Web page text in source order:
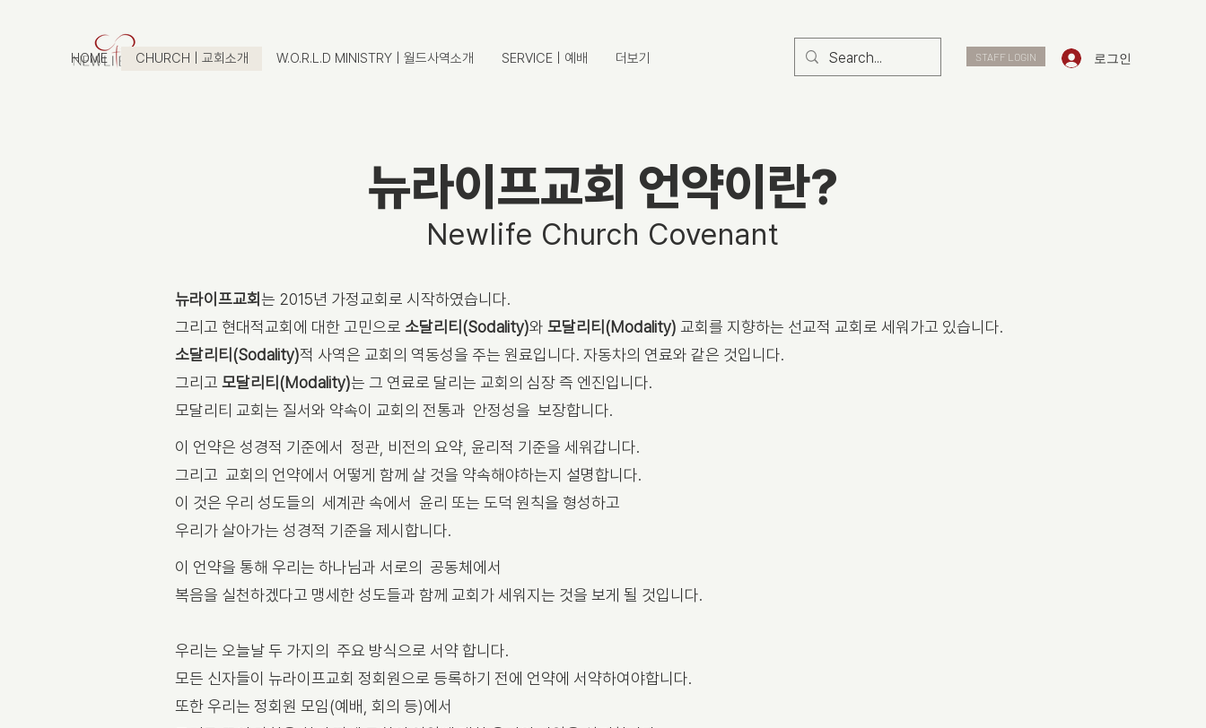
HOME CHURCH | 교회소개 W.O.R.L.D MINISTRY | 월드사역소개 SERVICE | 예배 더보기 STAFF LOGIN 로그인
뉴라이프교회 언약이란?
Newlife Church Covenant
뉴라이프교회는 2015년 가정교회로 시작하였습니다.
그리고 현대적교회에 대한 고민으로 소달리티(Sodality)와 모달리티(Modality) 교회를 지향하는 선교적 교회로 세워가고 있습니다.
소달리티(Sodality)적 사역은 교회의 역동성을 주는 원료입니다. 자동차의 연료와 같은 것입니다.
그리고 모달리티(Modality)는 그 연료로 달리는 교회의 심장 즉 엔진입니다.
모달리티 교회는 질서와 약속이 교회의 전통과 안정성을 보장합니다.
이 언약은 성경적 기준에서 정관, 비전의 요약, 윤리적 기준을 세워갑니다.
그리고 교회의 언약에서 어떻게 함께 살 것을 약속해야하는지 설명합니다.
이 것은 우리 성도들의 세계관 속에서 윤리 또는 도덕 원칙을 형성하고
우리가 살아가는 성경적 기준을 제시합니다.
이 언약을 통해 우리는 하나님과 서로의 공동체에서
복음을 실천하겠다고 맹세한 성도들과 함께 교회가 세워지는 것을 보게 될 것입니다.
우리는 오늘날 두 가지의 주요 방식으로 서약 합니다.
모든 신자들이 뉴라이프교회 정회원으로 등록하기 전에 언약에 서약하여야합니다.
또한 우리는 정회원 모임(예배, 회의 등)에서